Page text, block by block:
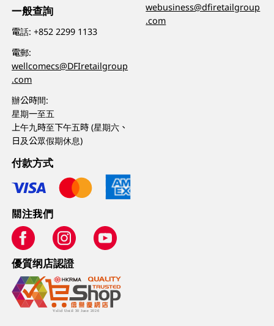
一般查詢
電話:+852 2299 1133
電郵:
wellcomecs@DFIretailgroup
.com
辦公時間:
星期一至五
上午九時至下午五時 (星期六、
日及公眾假期休息)
webusiness@dfiretailgroup
.com
付款方式
關注我們
優質纲店認證